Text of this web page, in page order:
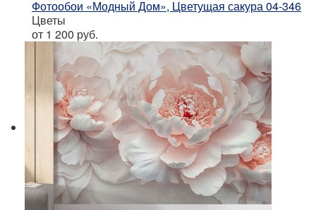
Фотообои «Модный Дом», Цветущая сакура 04-346
Цветы
от 1 200 руб.